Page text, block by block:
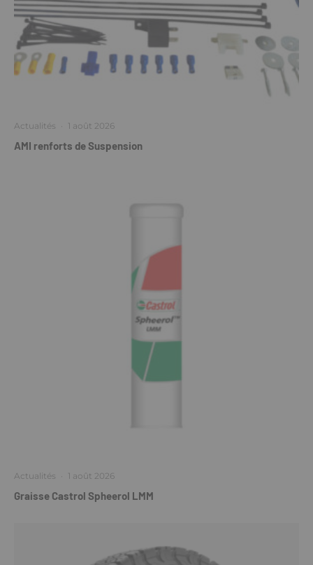
Actualités · 1 août 2026
AMI renforts de Suspension
Actualités · 1 août 2026
Graisse Castrol Spheerol LMM